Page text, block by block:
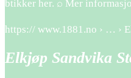
btikker her. ⌕ Mer
https:// www.1881.no › … ›
Elkjøp Sandvika